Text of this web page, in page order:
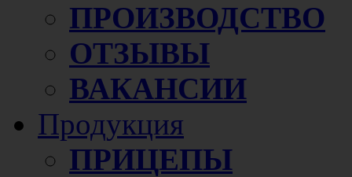
ПРОИЗВОДСТВО
ОТЗЫВЫ
ВАКАНСИИ
Продукция
ПРИЦЕПЫ